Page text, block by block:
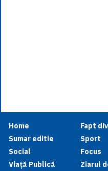
Home
Sumar editie
Social
Viață Publică
Fapt
Sport
Focus
Ziarul